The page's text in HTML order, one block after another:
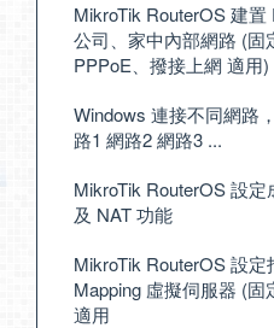
MikroTik RouterOS 建
公司、家中內部網路 (固
PPPoE、撥接上網 適用)
Windows 連接不同網路
路1 網路2 網路3 ...
MikroTik RouterOS 設
及 NAT 功能
MikroTik RouterOS 設
Mapping 虛擬伺服器 (固
適用